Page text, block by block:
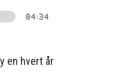
04:34
en hvert år